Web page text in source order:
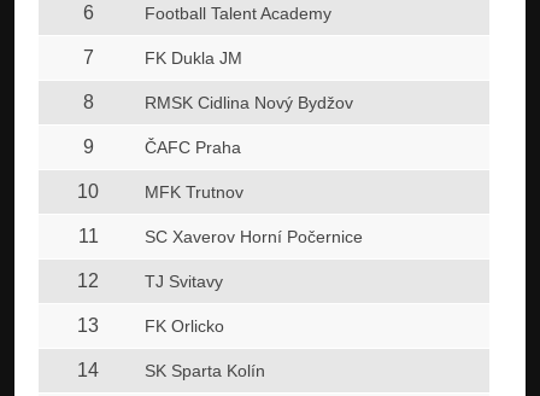
6 Football Talent Academy
7 FK Dukla JM
8 RMSK Cidlina Nový Bydžov
9 ČAFC Praha
10 MFK Trutnov
11 SC Xaverov Horní Počernice
12 TJ Svitavy
13 FK Orlicko
14 SK Sparta Kolín